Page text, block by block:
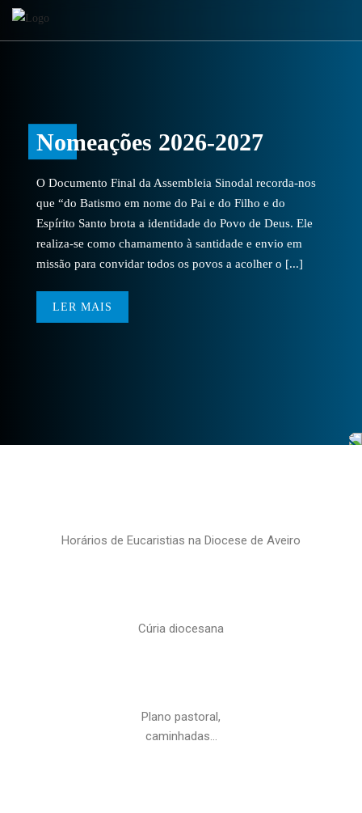
Nomeações 2026-2027
O Documento Final da Assembleia Sinodal recorda-nos
que “do Batismo em nome do Pai e do Filho e do
Espírito Santo brota a identidade do Povo de Deus. Ele
realiza-se como chamamento à santidade e envio em
missão para convidar todos os povos a acolher o [...]
LER MAIS
Horários de Eucaristias na Diocese de Aveiro
Cúria diocesana
Plano pastoral,
caminhadas…